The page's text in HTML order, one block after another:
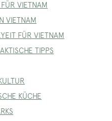
VIETNAM
VIETNAM
FÜR VIETNAM
TIPPS
KÜCHE